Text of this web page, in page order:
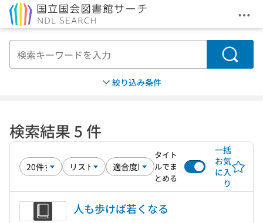
メ
検索
絞り込み条件
検索結果 5 件
タイト
ルでま
とめる
一括
お気
に入
り
人も歩けば若くなる